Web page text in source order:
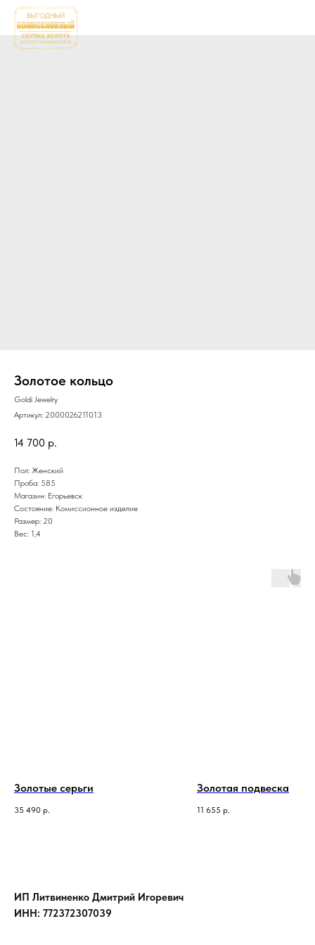
Золотое кольцо
Goldi Jewelry
Артикул: 2000026211013
14 700 р.
Пол: Женский
Проба: 585
Магазин: Егорьевск
Состояние: Комиссионное изделие
Размер: 20
Вес: 1,4
Золотые серьги
35 490 р.
Золотая подвеска
11 655 р.
ИП Литвиненко Дмитрий Игоревич
ИНН: 772372307039